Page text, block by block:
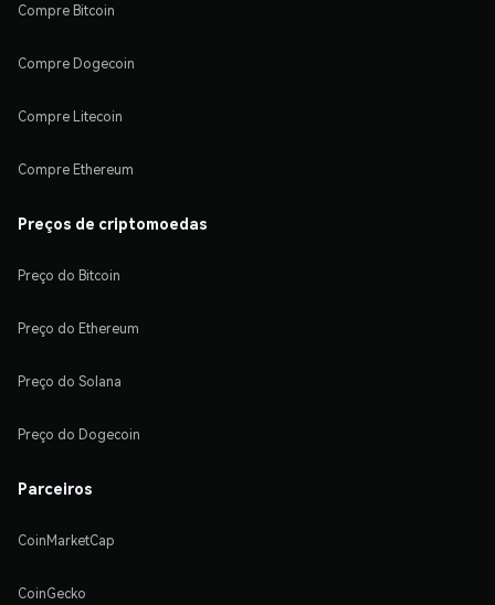
Compre Bitcoin
Compre Dogecoin
Compre Litecoin
Compre Ethereum
Preços de criptomoedas
Preço do Bitcoin
Preço do Ethereum
Preço do Solana
Preço do Dogecoin
Parceiros
CoinMarketCap
CoinGecko